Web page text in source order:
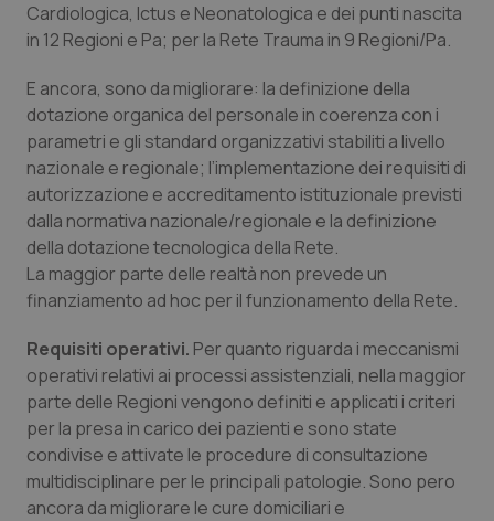
Cardiologica, Ictus e Neonatologica e dei punti nascita
in 12 Regioni e Pa; per la Rete Trauma in 9 Regioni/Pa.
E ancora, sono da migliorare: la definizione della
dotazione organica del personale in coerenza con i
parametri e gli standard organizzativi stabiliti a livello
nazionale e regionale; l’implementazione dei requisiti di
autorizzazione e accreditamento istituzionale previsti
dalla normativa nazionale/regionale e la definizione
della dotazione tecnologica della Rete.
La maggior parte delle realtà non prevede un
finanziamento ad hoc per il funzionamento della Rete.
Requisiti operativi. Per quanto riguarda i meccanismi
operativi relativi ai processi assistenziali, nella maggior
parte delle Regioni vengono definiti e applicati i criteri
per la presa in carico dei pazienti e sono state
condivise e attivate le procedure di consultazione
multidisciplinare per le principali patologie. Sono pero
ancora da migliorare le cure domiciliari e